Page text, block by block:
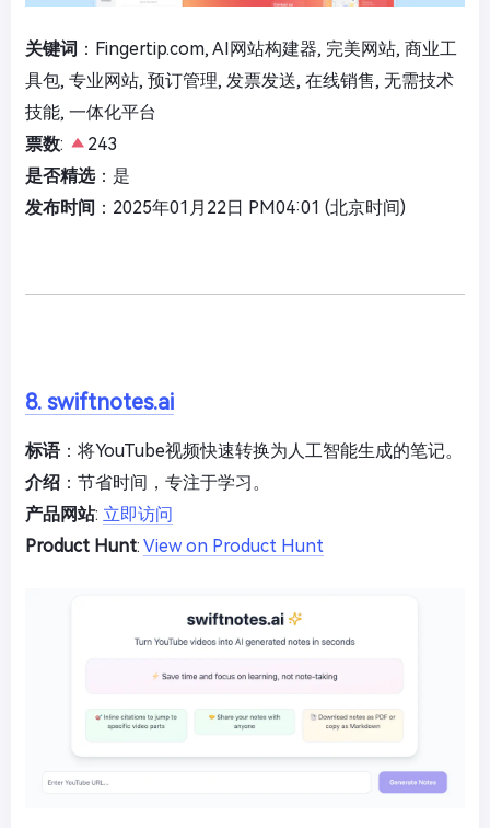
关键词 ：Fingertip.com, AI网站构建器, 完美网站, 商业工
具包, 专业网站, 预订管理, 发票发送, 在线销售, 无需技术
技能, 一体化平台
票数:
243
是否精选：是
发布时间 ：2025年01月22日 PM04:01 (北京时间)
8. swiftnotes.ai
标语：将YouTube视频快速转换为人工智能生成的笔记。
介绍 ：节省时间，专注于学习。
产品网站: 立即访问
Product Hunt: View on Product Hunt